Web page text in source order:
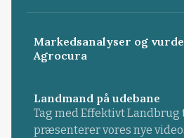
Markedsanalyser og
Agrocura
Landmand på udebane
Tag med Effektivt Landbrug
præsenterer vores nye